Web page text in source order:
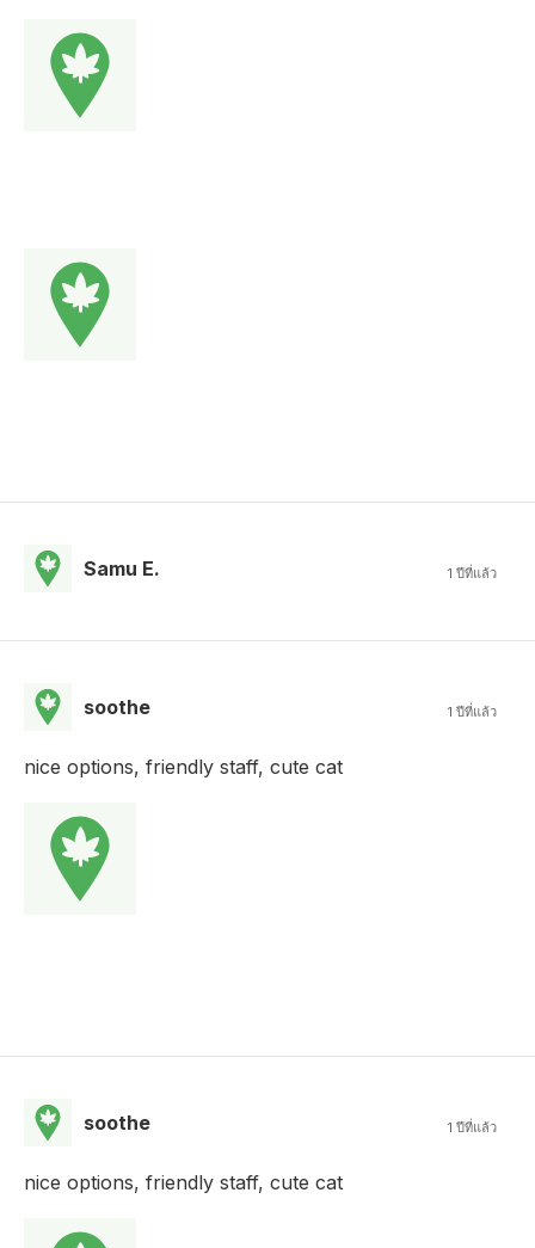
Samu E. 1 ปีที่แล้ว
soothe 1 ปีที่แล้ว
nice options, friendly staff, cute cat
soothe 1 ปีที่แล้ว
nice options, friendly staff, cute cat